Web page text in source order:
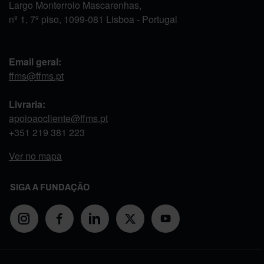
Largo Monterroio Mascarenhas,
nº 1, 7º piso, 1099-081 Lisboa - Portugal
Email geral:
ffms@ffms.pt
Livraria:
apoioaocliente@ffms.pt
+351 219 381 223
Ver no mapa
SIGA A FUNDAÇÃO